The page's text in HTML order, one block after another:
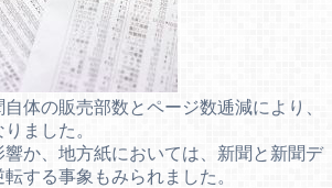
体の販売部数とページ数逓減により、
ました。
か、地方紙においては、新聞と新聞デ
する事象もみられました。